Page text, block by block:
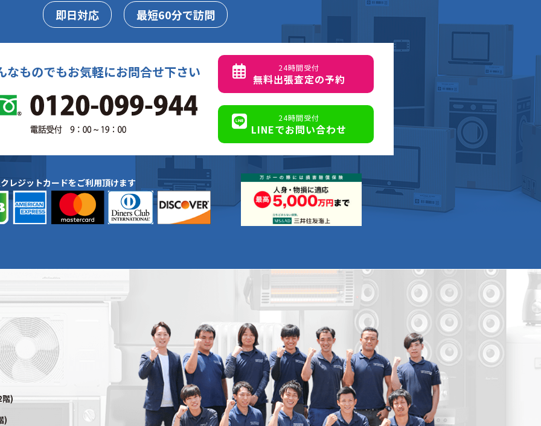
即日対応 最短60分で訪問
なものでもお気軽にお問合せ下さい 24時間受付
無料出張査定の予約
24時間受付
LINEでお問い合わせ
レジットカードをご利用頂けます
)
)